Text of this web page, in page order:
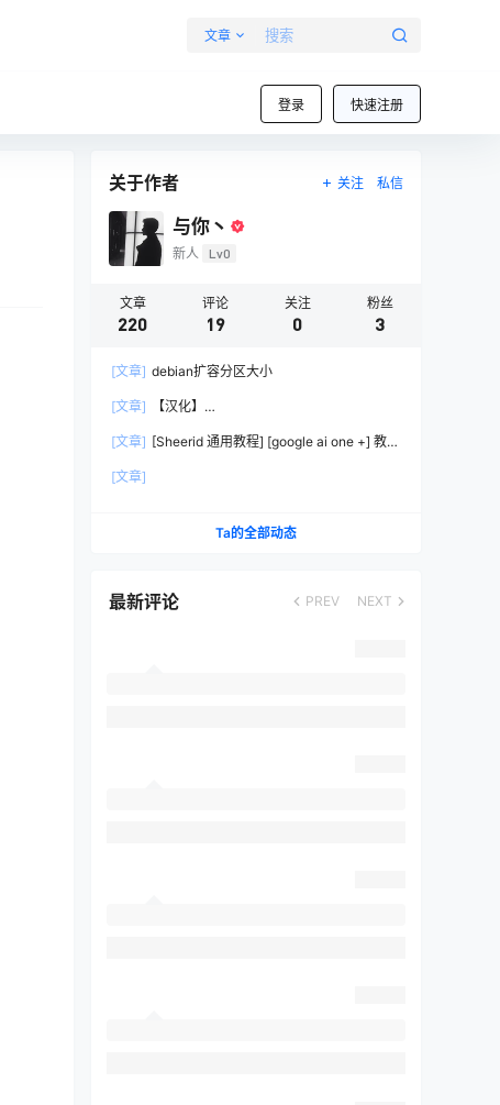
文章
登录 快速注册
关于作者 关注 私信
与你丶
新人 Lv0
文章
220
评论
19
关注
0
粉丝
3
[文章] debian扩容分区大小
[文章]
【汉化】
– 开源 AI 助手部署教程
[文章] [Sheerid 通用教程] [google ai one +] 教你
[文章]
Ta的全部动态
最新评论 PREV NEXT